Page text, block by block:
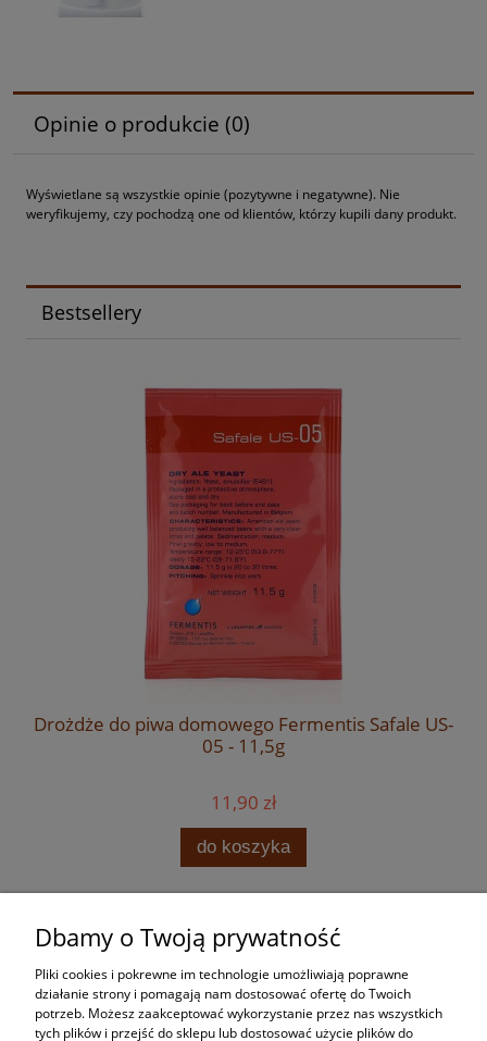
Opinie o produkcie (0)
Wyświetlane są wszystkie opinie (pozytywne i negatywne). Nie
weryfikujemy, czy pochodzą one od klientów, którzy kupili dany produkt.
Bestsellery
Drożdże do piwa domowego Fermentis Safale US-
05 - 11,5g
11,90 zł
do koszyka
Zakupy
Pomoc
Dbamy o Twoją prywatność
Pliki cookies i pokrewne im technologie umożliwiają poprawne
działanie strony i pomagają nam dostosować ofertę do Twoich
potrzeb. Możesz zaakceptować wykorzystanie przez nas wszystkich
tych plików i przejść do sklepu lub dostosować użycie plików do